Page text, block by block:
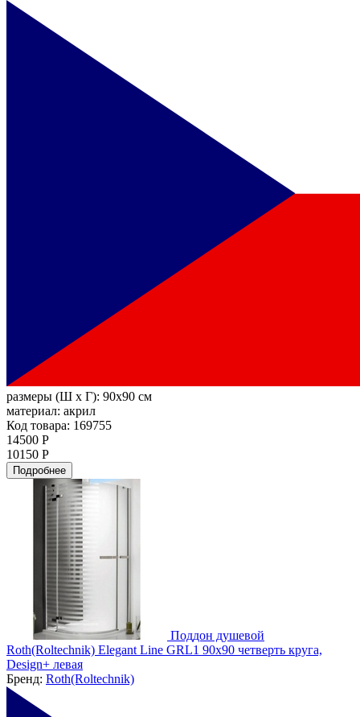
размеры (Ш х Г): 90x90 см
материал: акрил
Код товара: 169755
14500 Р
10150 Р
Подробнее
Поддон душевой
Roth(Roltechnik) Elegant Line GRL1 90x90 четверть круга,
Design+ левая
Бренд: Roth(Roltechnik)